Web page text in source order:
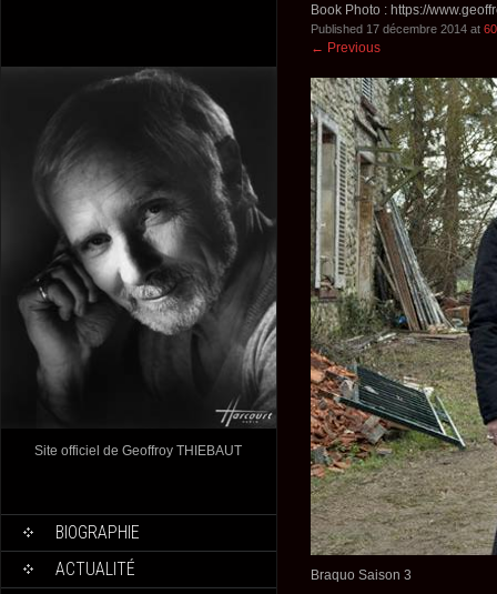
Site officiel de Geoffroy THIEBAUT
BIOGRAPHIE
ACTUALITÉ
Book Photo : https://
Published 17 décembre 2014 at
← Previous
Braquo Saison 3